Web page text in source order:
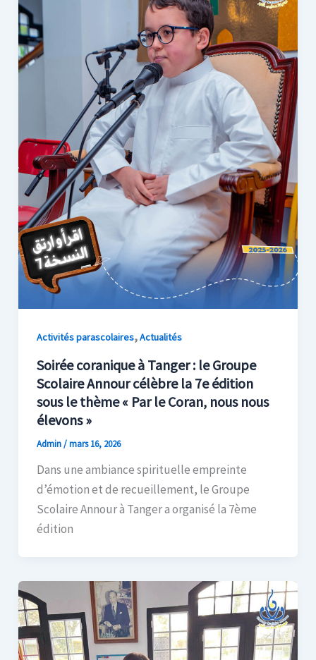
Activités parascolaires,Actualités
Soirée coranique à Tanger : le Groupe
Scolaire Annour célèbre la 7e édition
sous le thème « Par le Coran, nous nous
élevons »
Admin/mars 16, 2026
Dans une ambiance spirituelle empreinte
d’émotion et de recueillement, le Groupe
Scolaire Annour à Tanger a organisé la 7ème
édition